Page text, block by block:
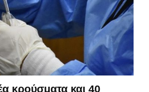
κρούσματα και 40